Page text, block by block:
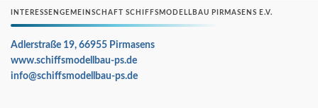
INTERESSENGEMEINSCHAFT SCHIFFSMODELLBAU PIRMASENS E.V.
Adlerstraße 19, 66955 Pirmasens
www.schiffsmodellbau-ps.de
info@schiffsmodellbau-ps.de